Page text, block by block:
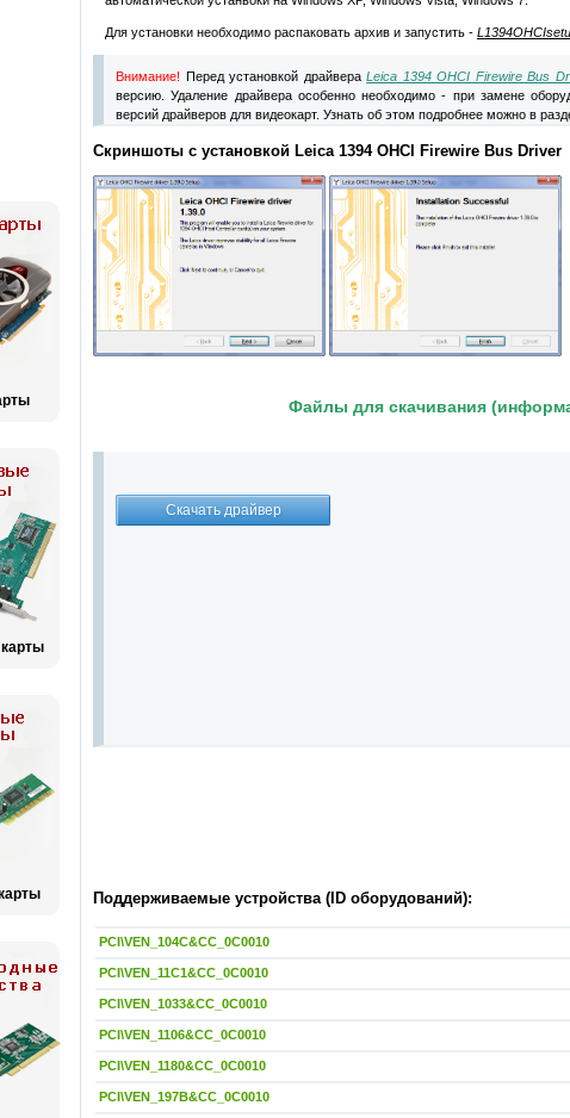
Для установки необходимо распаковать архив и запустить -
Внимание! Перед установкой драйвераLeica 1394 OHCI Firewire Bus
версию. Удаление драйвера особенно необходимо - при замене
версий драйверов для видеокарт. Узнать об этом подробнее можно в
Скриншоты с установкой Leica 1394 OHCI Firewire Bus Driver
Файлы для скачивания
Поддерживаемые устройства (ID оборудований):
PCI\VEN_104C&CC_0C0010
PCI\VEN_11C1&CC_0C0010
PCI\VEN_1033&CC_0C0010
PCI\VEN_1106&CC_0C0010
PCI\VEN_1180&CC_0C0010
PCI\VEN_197B&CC_0C0010